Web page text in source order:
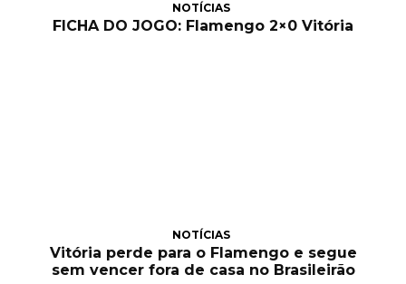
NOTÍCIAS
FICHA DO JOGO: Flamengo 2×0 Vitória
NOTÍCIAS
Vitória perde para o Flamengo e segue
sem vencer fora de casa no Brasileirão